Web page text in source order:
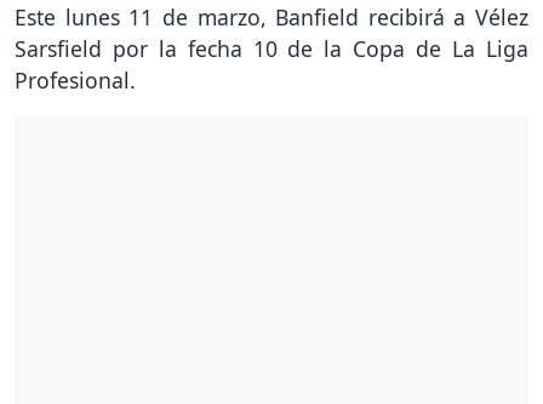
Este lunes 11 de marzo, Banfield recibirá a Vélez
Sarsfield por la fecha 10 de la Copa de La Liga
Profesional.